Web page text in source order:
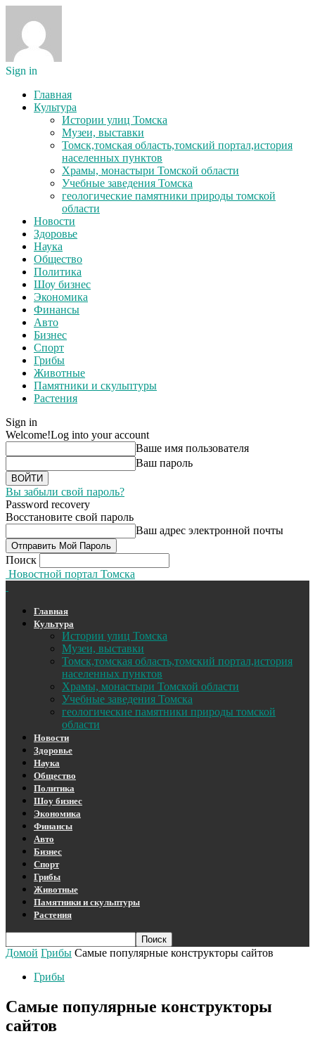
Sign in
Главная
Культура
Истории улиц Томска
Музеи, выставки
Томск,томская область,томский портал,история
населенных пунктов
Храмы, монастыри Томской области
Учебные заведения Томска
геологические памятники природы томской
области
Новости
Здоровье
Наука
Общество
Политика
Шоу бизнес
Экономика
Финансы
Авто
Бизнес
Спорт
Грибы
Животные
Памятники и скульптуры
Растения
Sign in
Welcome!Log into your account
Ваше имя пользователя
Ваш пароль
Вы забыли свой пароль?
Password recovery
Восстановите свой пароль
Ваш адрес электронной почты
Поиск
Новостной портал Томска
Главная
Культура
Истории улиц Томска
Музеи, выставки
Томск,томская область,томский портал,история
населенных пунктов
Храмы, монастыри Томской области
Учебные заведения Томска
геологические памятники природы томской
области
Новости
Здоровье
Наука
Общество
Политика
Шоу бизнес
Экономика
Финансы
Авто
Бизнес
Спорт
Грибы
Животные
Памятники и скульптуры
Растения
Домой Грибы Самые популярные конструкторы сайтов
Грибы
Самые популярные конструкторы
сайтов